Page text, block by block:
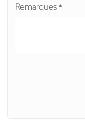
Remarques*